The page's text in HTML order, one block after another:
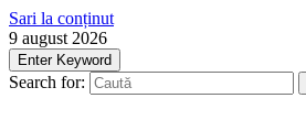
Sari la conținut
9 august 2026
Enter Keyword
Search for: